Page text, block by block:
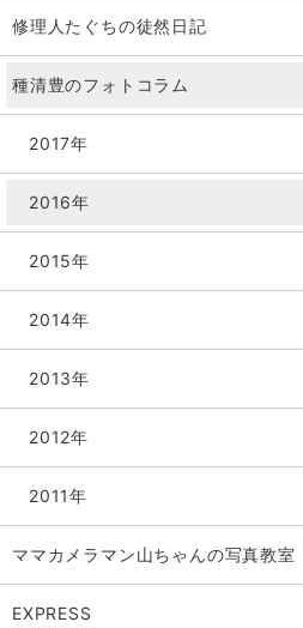
修理人たぐちの徒然日記
種清豊のフォトコラム
2017年
2016年
2015年
2014年
2013年
2012年
2011年
ママカメラマン山ちゃんの写真教室
EXPRESS